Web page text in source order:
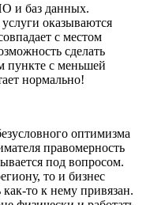
и баз данных.
оказываются
с местом
сделать
пункте с меньшей
нормально!
оптимизма
правомерность
под вопросом.
то и бизнес
то к нему привязан.